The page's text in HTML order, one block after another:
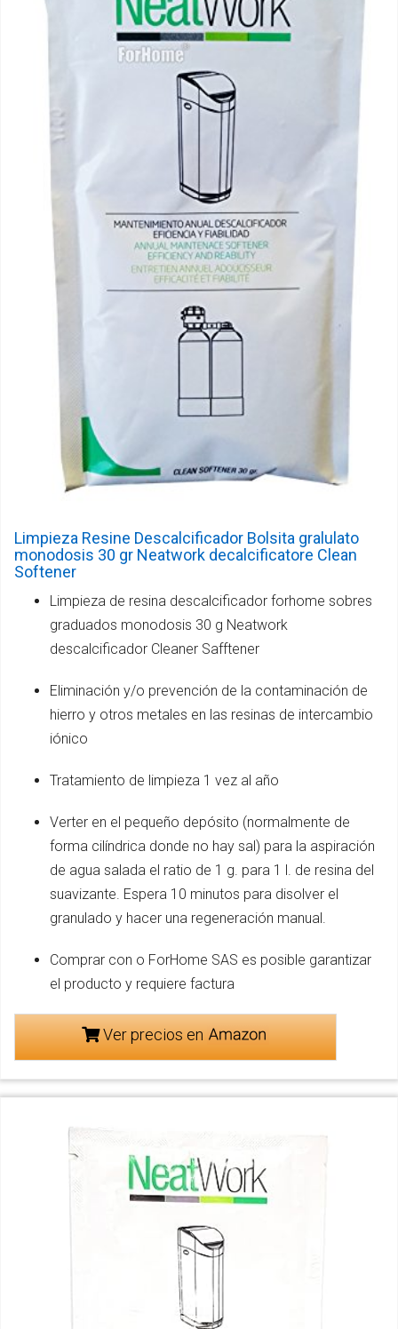
Limpieza Resine Descalcificador Bolsita gralulato
monodosis 30 gr Neatwork decalcificatore Clean
Softener
Limpieza de resina descalcificador forhome sobres
graduados monodosis 30 g Neatwork
descalcificador Cleaner Safftener
Eliminación y/o prevención de la contaminación de
hierro y otros metales en las resinas de intercambio
iónico
Tratamiento de limpieza 1 vez al año
Verter en el pequeño depósito (normalmente de
forma cilíndrica donde no hay sal) para la aspiración
de agua salada el ratio de 1 g. para 1 l. de resina del
suavizante. Espera 10 minutos para disolver el
granulado y hacer una regeneración manual.
Comprar con o ForHome SAS es posible garantizar
el producto y requiere factura
Ver precios en